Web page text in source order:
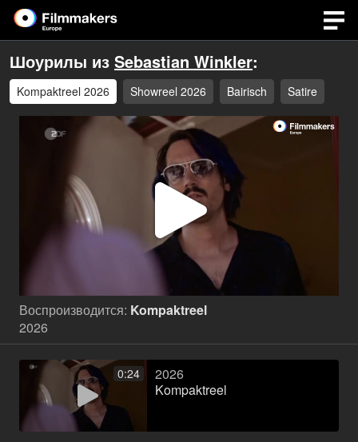
Шоурилы из Sebastian Winkler:
Kompaktreel 2026 Showreel 2026 Bairisch Satire
видео
Воспроизводится: Kompaktreel
2026
0:24
2026
Kompaktreel